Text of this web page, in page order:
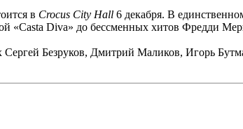
в Crocus City Hall 6 декабря. В
«Casta Diva» до бессменных хитов Фредди
Сергей Безруков, Дмитрий Маликов, Игорь